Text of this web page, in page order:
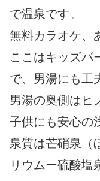
で温泉です。
無料カラオケ、
ここはキッズパ
で、男湯にも工
男湯の奥側はヒ
子供にも安心の
泉質は芒硝泉（
リウムー硫酸塩